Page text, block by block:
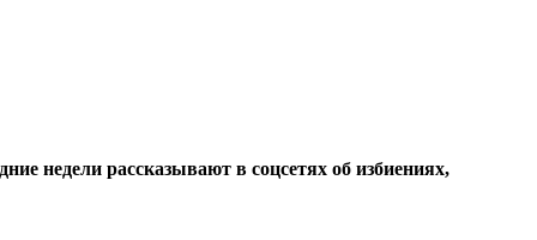
недели рассказывают в соцсетях об избиениях,